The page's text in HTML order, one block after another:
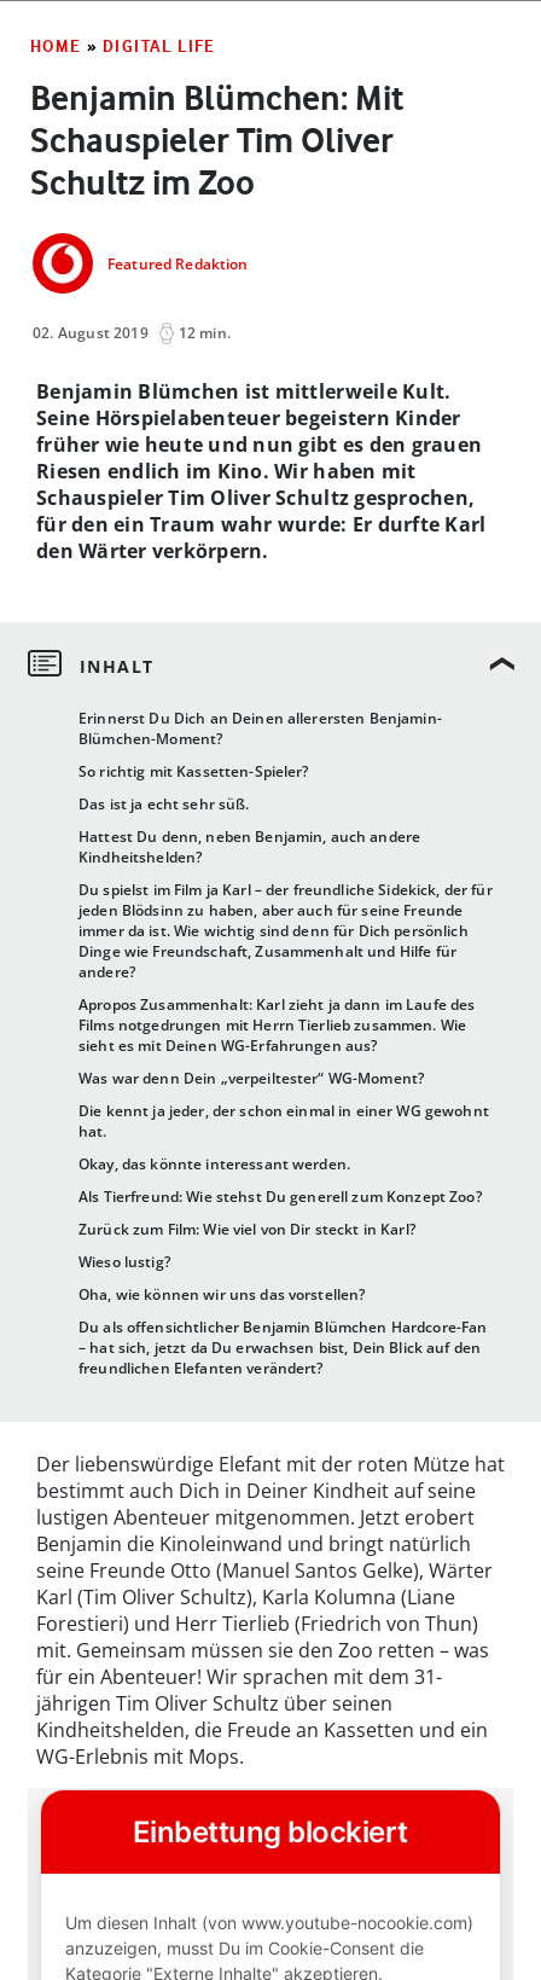
HOME » DIGITAL LIFE
Benjamin Blümchen: Mit
Schauspieler Tim Oliver
Schultz im Zoo
Featured Redaktion
02. August 2019 12 min.
Erinnerst Du Dich an Deinen allerersten Benjamin-
Blümchen-Moment?
So richtig mit Kassetten-Spieler?
Das ist ja echt sehr süß.
Hattest Du denn, neben Benjamin, auch andere
Kindheitshelden?
Du spielst im Film ja Karl – der freundliche Sidekick, der für
jeden Blödsinn zu haben, aber auch für seine Freunde
immer da ist. Wie wichtig sind denn für Dich persönlich
Dinge wie Freundschaft, Zusammenhalt und Hilfe für
andere?
Apropos Zusammenhalt: Karl zieht ja dann im Laufe des
Films notgedrungen mit Herrn Tierlieb zusammen. Wie
sieht es mit Deinen WG-Erfahrungen aus?
Was war denn Dein „verpeiltester“ WG-Moment?
Die kennt ja jeder, der schon einmal in einer WG gewohnt
hat.
Okay, das könnte interessant werden.
Als Tierfreund: Wie stehst Du generell zum Konzept Zoo?
Zurück zum Film: Wie viel von Dir steckt in Karl?
Wieso lustig?
Oha, wie können wir uns das vorstellen?
Du als offensichtlicher Benjamin Blümchen Hardcore-Fan
– hat sich, jetzt da Du erwachsen bist, Dein Blick auf den
freundlichen Elefanten verändert?
Benjamin Blümchen ist mittlerweile Kult.
Seine Hörspielabenteuer begeistern Kinder
früher wie heute und nun gibt es den grauen
Riesen endlich im Kino. Wir haben mit
Schauspieler Tim Oliver Schultz gesprochen,
für den ein Traum wahr wurde: Er durfte Karl
den Wärter verkörpern.
Der liebenswürdige Elefant mit der roten Mütze hat
bestimmt auch Dich in Deiner Kindheit auf seine
lustigen Abenteuer mitgenommen. Jetzt erobert
Benjamin die Kinoleinwand und bringt natürlich
seine Freunde Otto (Manuel Santos Gelke), Wärter
Karl (Tim Oliver Schultz), Karla Kolumna (Liane
Forestieri) und Herr Tierlieb (Friedrich von Thun)
mit. Gemeinsam müssen sie den Zoo retten – was
für ein Abenteuer! Wir sprachen mit dem 31-
jährigen Tim Oliver Schultz über seinen
Kindheitshelden, die Freude an Kassetten und ein
WG-Erlebnis mit Mops.